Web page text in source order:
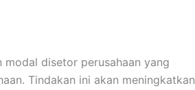
modal disetor perusahaan yang
Tindakan ini akan meningkatkan